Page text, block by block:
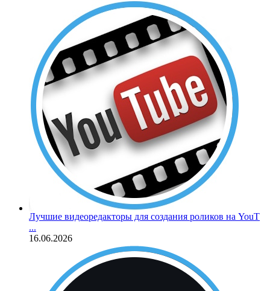
Лучшие видеоредакторы для создания роликов на YouT
...
16.06.2026